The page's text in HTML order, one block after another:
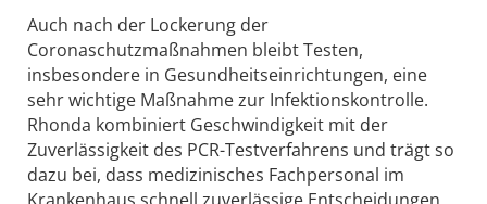
Auch nach der Lockerung der
Coronaschutzmaßnahmen bleibt Testen,
insbesondere in Gesundheitseinrichtungen, eine
sehr wichtige Maßnahme zur Infektionskontrolle.
Rhonda kombiniert Geschwindigkeit mit der
Zuverlässigkeit des PCR-Testverfahrens und trägt so
dazu bei, dass medizinisches Fachpersonal im